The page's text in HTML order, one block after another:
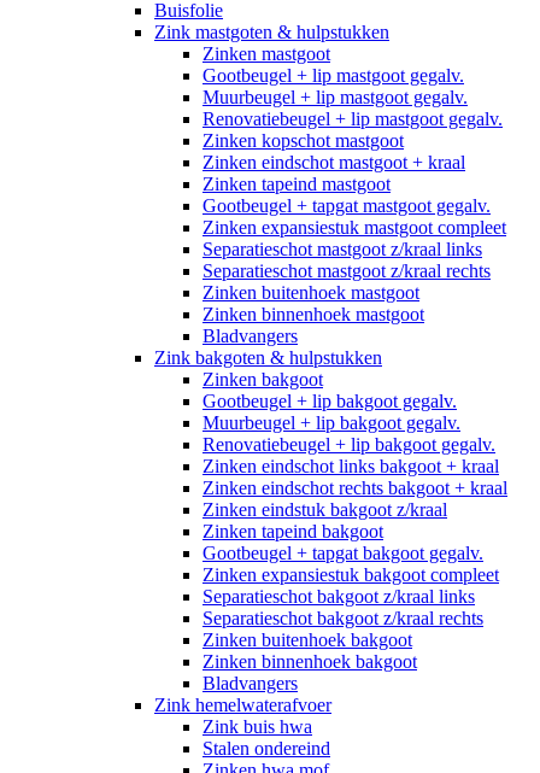
Buisfolie
Zink mastgoten & hulpstukken
Zinken mastgoot
Gootbeugel + lip mastgoot gegalv.
Muurbeugel + lip mastgoot gegalv.
Renovatiebeugel + lip mastgoot gegalv.
Zinken kopschot mastgoot
Zinken eindschot mastgoot + kraal
Zinken tapeind mastgoot
Gootbeugel + tapgat mastgoot gegalv.
Zinken expansiestuk mastgoot compleet
Separatieschot mastgoot z/kraal links
Separatieschot mastgoot z/kraal rechts
Zinken buitenhoek mastgoot
Zinken binnenhoek mastgoot
Bladvangers
Zink bakgoten & hulpstukken
Zinken bakgoot
Gootbeugel + lip bakgoot gegalv.
Muurbeugel + lip bakgoot gegalv.
Renovatiebeugel + lip bakgoot gegalv.
Zinken eindschot links bakgoot + kraal
Zinken eindschot rechts bakgoot + kraal
Zinken eindstuk bakgoot z/kraal
Zinken tapeind bakgoot
Gootbeugel + tapgat bakgoot gegalv.
Zinken expansiestuk bakgoot compleet
Separatieschot bakgoot z/kraal links
Separatieschot bakgoot z/kraal rechts
Zinken buitenhoek bakgoot
Zinken binnenhoek bakgoot
Bladvangers
Zink hemelwaterafvoer
Zink buis hwa
Stalen ondereind